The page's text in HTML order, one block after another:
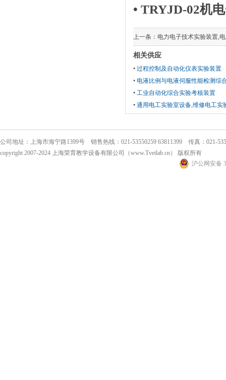
• TRYJD-02机
上一条： 电力电子技术实验装置,
相关供应
• 过程控制及自动化仪表实验装置
• 电液比例与电液伺服性能检测综
• 工业自动化综合实验考核装置
• 通用电工实验室设备,维修电工实
公司地址：上海市海宁路1399号 销售热线：021-53550259 63811399 传真：021-
copyright 2007-2024 上海荣育教学设备有限公司（www.Tvetlab.cn） 版权所有
沪公网安备